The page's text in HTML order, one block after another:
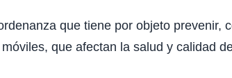
que tiene por objeto prevenir,
que afectan la salud y calidad